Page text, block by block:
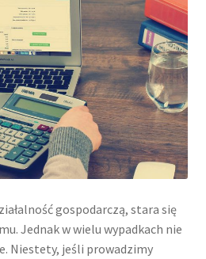
gospodarczą, stara się
Jednak w wielu wypadkach nie
Niestety, jeśli prowadzimy